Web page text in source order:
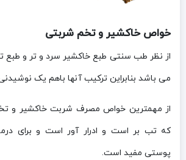
خواص خاکشیر و تخم شربتی
از نظر طب سنتی طبع خاکشیر سرد و تر و طبع
می باشد بنابراین ترکیب آنها باهم یک
از مهمترین خواص مصرف شربت خاکشیر و
که تب بر است و ادرار آور است و برای
پوستی مفید است.